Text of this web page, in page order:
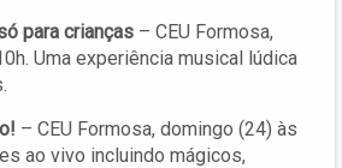
para crianças – CEU Formosa,
Uma experiência musical lúdica
– CEU Formosa, domingo (24) às
ao vivo incluindo mágicos,